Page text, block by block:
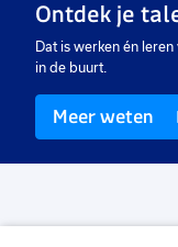
€ 3300- € 5800 p.m.
Ontdek je
Dat is werken én
in de buurt.
Meer weten